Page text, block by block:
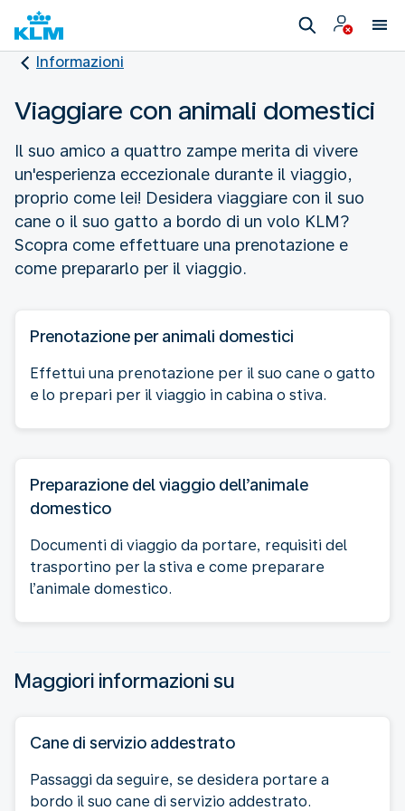
Informazioni
Viaggiare con animali domestici
Il suo amico a quattro zampe merita di vivere
un'esperienza eccezionale durante il viaggio,
proprio come lei! Desidera viaggiare con il suo
cane o il suo gatto a bordo di un volo KLM?
Scopra come effettuare una prenotazione e
come prepararlo per il viaggio.
Prenotazione per animali domestici
Effettui una prenotazione per il suo cane o gatto
e lo prepari per il viaggio in cabina o stiva.
Preparazione del viaggio dell’animale
domestico
Documenti di viaggio da portare, requisiti del
trasportino per la stiva e come preparare
l’animale domestico.
Maggiori informazioni su
Cane di servizio addestrato
Passaggi da seguire, se desidera portare a
bordo il suo cane di servizio addestrato.